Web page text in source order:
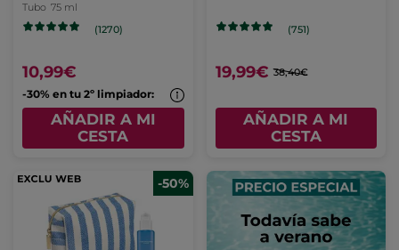
Tubo 75 ml
(1270)
10,99€
-30% en tu 2º limpiador:
AÑADIR A MI
CESTA
(751)
19,99€ 38,40€
AÑADIR A MI
CESTA
-50%